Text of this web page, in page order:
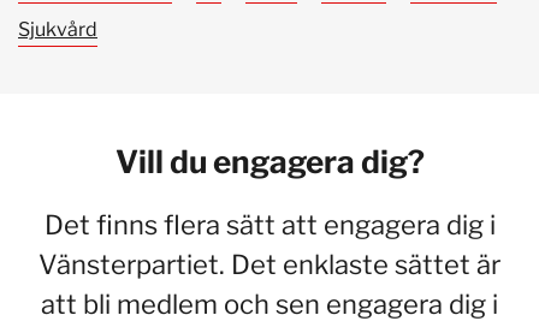
Sjukvård
Vill du engagera dig?
Det finns flera sätt att engagera dig i
Vänsterpartiet. Det enklaste sättet är
att bli medlem och sen engagera dig i